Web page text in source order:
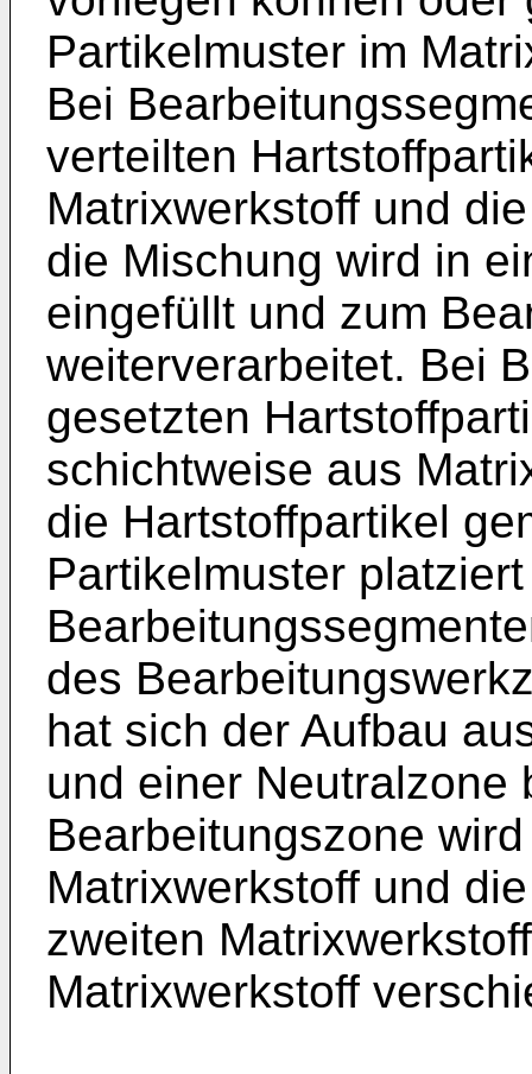
Partikelmuster im
Bei
verteilten
Matrixwerkstoff und
die Mischung wird in
eingefüllt und zum
weiterverarbeitet. Bei
gesetzten
schichtweise aus
die Hartstoffpartikel
Partikelmuster
des
hat sich der Aufbau
und einer Neutralzone
Bearbeitungszone
Matrixwerkstoff und
zweiten
Matrixwerkstoff